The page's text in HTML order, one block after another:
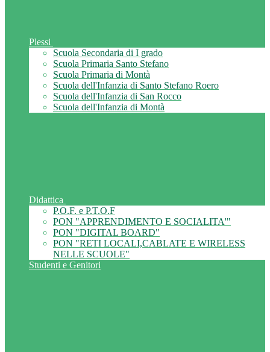
Plessi
Scuola Secondaria di I grado
Scuola Primaria Santo Stefano
Scuola Primaria di Montà
Scuola dell'Infanzia di Santo Stefano Roero
Scuola dell'Infanzia di San Rocco
Scuola dell'Infanzia di Montà
Didattica
P.O.F. e P.T.O.F
PON "APPRENDIMENTO E SOCIALITA'"
PON "DIGITAL BOARD"
PON "RETI LOCALI,CABLATE E WIRELESS
NELLE SCUOLE"
Studenti e Genitori